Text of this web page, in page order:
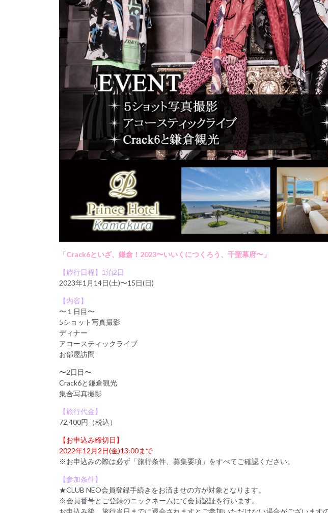
「Crack6といざ、鎌倉！2023〜いいくにつくろう、千聖幕府〜」
【旅行日程】1泊2日
2023年1月14日(土)〜15日(日)
【内容】
〜１日目〜
5ショット写真撮影
ディナー
アコースティックライブ
お部屋訪問
〜2日目〜
Crack6と鎌倉観光
集合写真撮影
【旅行代金】
72,400円（税込）
【お申込み締切日】
2022年12月2日(金)13:00まで
※お申込みの際は必ず「旅行条件、募集要項」をすべてご確認ください。
【参加条件】
★CLUB NEO会員登録手続きをお済ませの方が対象となります。
※会員番号とご登録のニックネームにて会員認証を行います。